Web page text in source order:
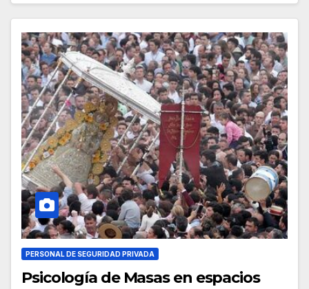
PERSONAL DE SEGURIDAD PRIVADA
Psicología de Masas en espacios